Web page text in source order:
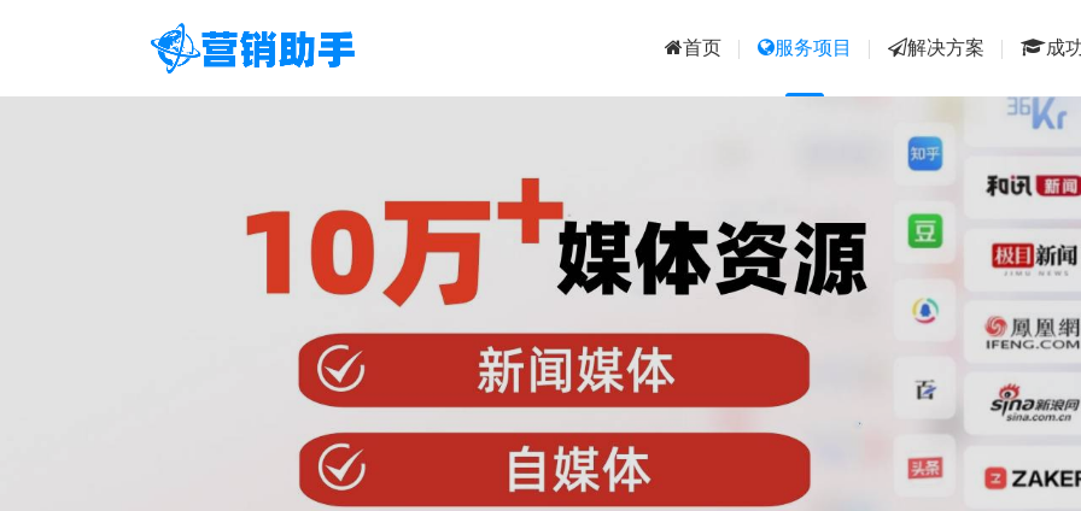
首页 服务项目 解决方案 成